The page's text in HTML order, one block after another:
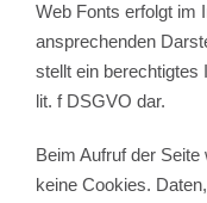
Web Fonts erfolgt im
ansprechenden
stellt ein berechtigtes
lit. f DSGVO dar.
Beim Aufruf der
keine Cookies.